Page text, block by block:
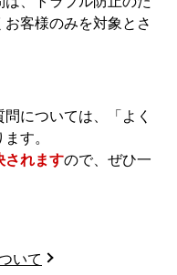
客様のみを対象とさ
については、「よく
す。
されますので、ぜひ一
いて